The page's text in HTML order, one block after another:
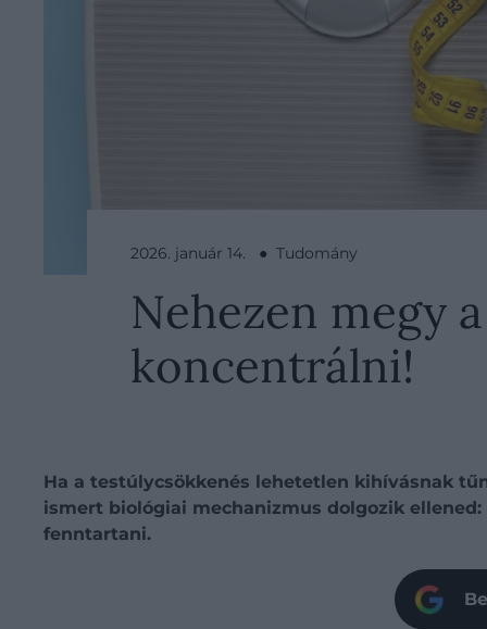
2026. január 14. ● Tudomány
Nehezen megy
koncentrálni!
Ha a testúlycsökkenés lehetetlen kihívásnak
ismert biológiai mechanizmus dolgozik
fenntartani.